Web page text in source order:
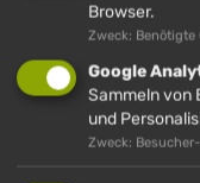
IMBERG
Browser.
Zweck: Benötigte
Google
Sammeln von
und
Zweck: